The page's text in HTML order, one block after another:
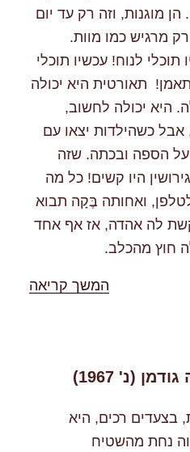
הן מוגנות, וזה רק עד יום
מרגיש כמו מוות.
לנוח! עכשיו תוכלי
תאורטית היא יכולה
היא יכולה לחשוב,
אבל כשהילדות יצאו עם
הספה ובכתה. שזה
היו קשים! כל מה
ואחותה בֶּקָה תבוא
לה אהדה, אז אף אחד
חוץ מהכלב.
המשך קריאה
בצעדים רכים, היא
נחת מהשטיח